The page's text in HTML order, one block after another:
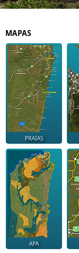
MAPAS
PRAIAS
APA